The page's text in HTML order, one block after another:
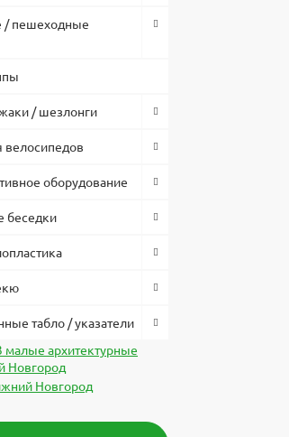
/ пешеходные
/ шезлонги
велосипедов
оборудование
беседки
табло / указатели